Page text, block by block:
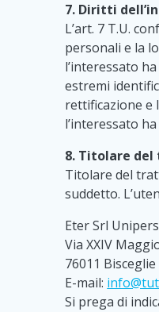
7. Diritti
L’art. 7 T.U.
personali e la
l’interessato
estremi
rettificazione e
l’interessato
8. Titolare
Titolare del
suddetto.
Eter Srl
Via XXIV
76011 Bisceglie
E-mail:
Si prega di